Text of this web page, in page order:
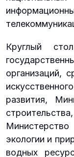
Круглый
организаций,
развития,
экологии и
водных